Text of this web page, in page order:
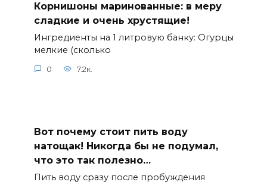
Корнишоны маринованные: в меру
сладкие и очень хрустящие!
Ингредиенты на 1 литровую банку: Огурцы
мелкие (сколько
0 7.2к.
Вот почему стоит пить воду
натощак! Никогда бы не подумал,
что это так полезно…
Пить воду сразу после пробуждения